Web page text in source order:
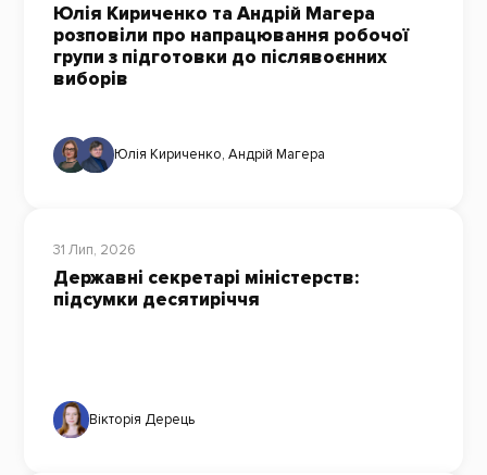
Юлія Кириченко та Андрій Магера
розповіли про напрацювання робочої
групи з підготовки до післявоєнних
виборів
Юлія Кириченко, Андрій Магера
31 Лип, 2026
Державні секретарі міністерств:
підсумки десятиріччя
Вікторія Дерець